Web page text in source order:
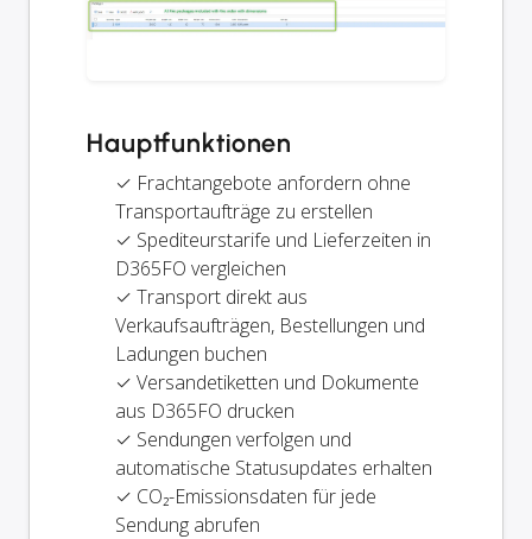
Hauptfunktionen
✓ Frachtangebote anfordern ohne
Transportaufträge zu erstellen
✓ Spediteurstarife und Lieferzeiten in
D365FO vergleichen
✓ Transport direkt aus
Verkaufsaufträgen, Bestellungen und
Ladungen buchen
✓ Versandetiketten und Dokumente
aus D365FO drucken
✓ Sendungen verfolgen und
automatische Statusupdates erhalten
✓ CO₂-Emissionsdaten für jede
Sendung abrufen